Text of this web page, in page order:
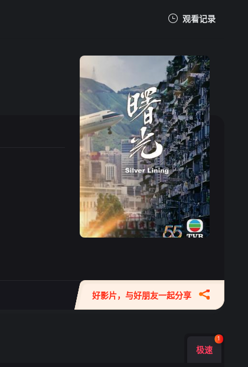
观看记录
暂无观看影片的记录
好影片，与好朋友一起分享
极速
1